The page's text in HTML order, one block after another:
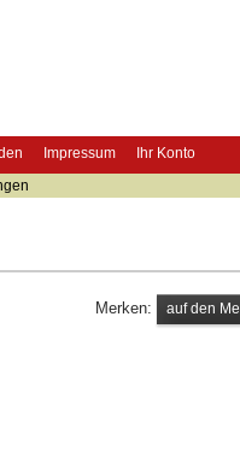
Impressum Ihr Konto
Merken: